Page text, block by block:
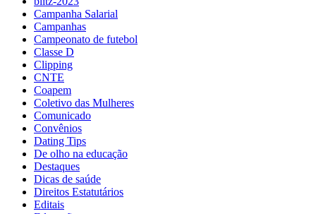
Campanha Salarial
Campanhas
Campeonato de futebol
Classe D
Clipping
CNTE
Coapem
Coletivo das Mulheres
Comunicado
Convênios
Dating Tips
De olho na educação
Destaques
Dicas de saúde
Direitos Estatutários
Editais